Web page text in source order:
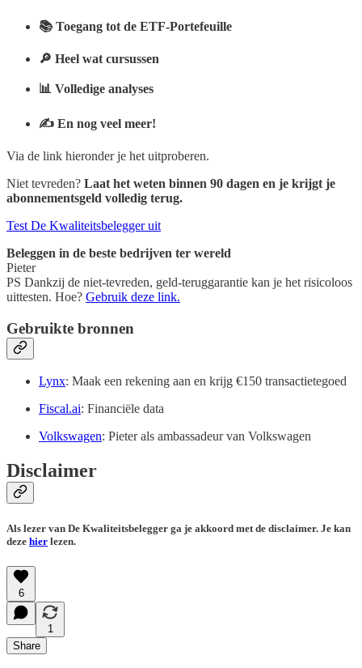
📚 Toegang tot de ETF-Portefeuille
🔎 Heel wat cursussen
📊 Volledige analyses
✍️ En nog veel meer!
Via de link hieronder je het uitproberen.
Niet tevreden? Laat het weten binnen 90 dagen en je krijgt je
abonnementsgeld volledig terug.
Test De Kwaliteitsbelegger uit
Beleggen in de beste bedrijven ter wereld
Pieter
PS Dankzij de niet-tevreden, geld-teruggarantie kan je het risicoloos
uittesten. Hoe? Gebruik deze link.
Gebruikte bronnen
Lynx: Maak een rekening aan en krijg €150 transactietegoed
Fiscal.ai: Financiële data
Volkswagen: Pieter als ambassadeur van Volkswagen
Disclaimer
Als lezer van De Kwaliteitsbelegger ga je akkoord met de disclaimer. Je kan
deze hier lezen.
6
1
Share